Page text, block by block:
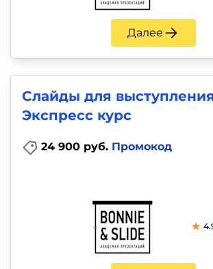
Далее
Слайды для
Экспресс курс
24 900 руб. Промокод